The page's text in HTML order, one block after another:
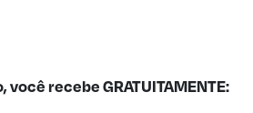
você recebe GRATUITAMENTE: